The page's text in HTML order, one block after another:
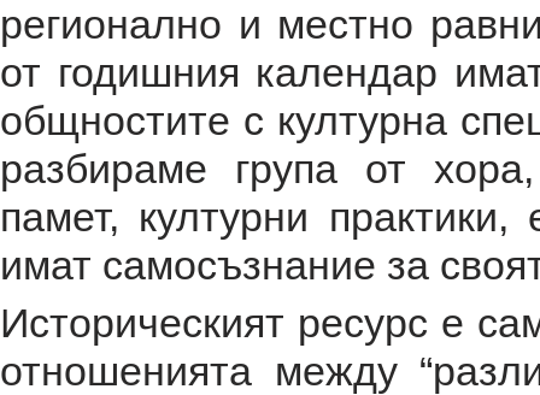
регионално и местно
от годишния календар
общностите с културна
разбираме група от
памет, културни
имат самосъзнание за
Историческият ресурс е
отношенията между